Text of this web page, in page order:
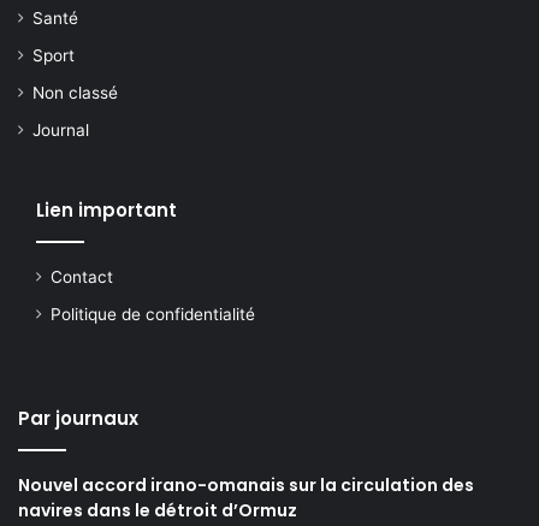
Santé
Sport
Non classé
Journal
Lien important
Contact
Politique de confidentialité
Par journaux
Nouvel accord irano-omanais sur la circulation des
navires dans le détroit d’Ormuz